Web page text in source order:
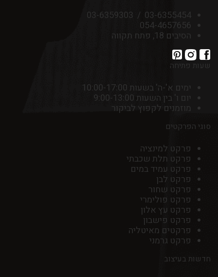
03-6355454
/
03-6359303
054-4657656
הסיבים 18, פתח תקווה
שעות פתיחה
ימים א'-ה' בשעות 10:00-17:00
יום ו' בין השעות 9:00-13:00
מוזמנים לקפוץ לביקור
סוגי הפרקטים
פרקט למינציה
פרקט תלת שכבתי
פרקט עמיד במים
פרקט לבן
פרקט שחור
פרקט פולימרי
פרקט עץ אלון
פרקט פישבון
פרקטים מאיטליה
פרקט גרמני
חדשות בעיצוב